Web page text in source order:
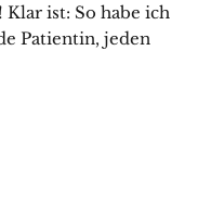
ist: So habe ich
Patientin, jeden